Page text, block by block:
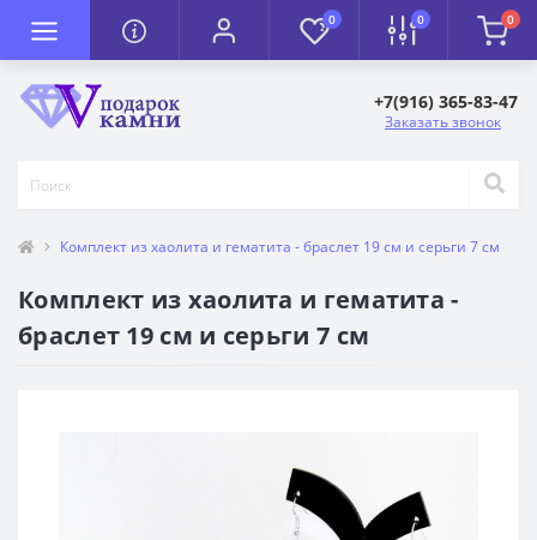
0 0 0
+7(916) 365-83-47
Заказать звонок
Комплект из хаолита и гематита - браслет 19 см и серьги 7 см
Комплект из хаолита и гематита -
браслет 19 см и серьги 7 см